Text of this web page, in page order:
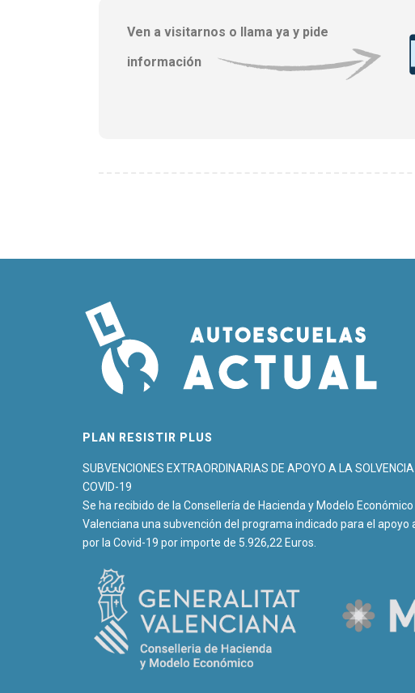
Ven a visitarnos o llama ya y pide
información
PLAN RESISTIR PLUS
SUBVENCIONES EXTRAORDINARIAS DE APOYO A LA
COVID-19
Se ha recibido de la Consellería de Hacienda y Modelo
Valenciana una subvención del programa indicado para el apoyo
por la Covid-19 por importe de 5.926,22 Euros.